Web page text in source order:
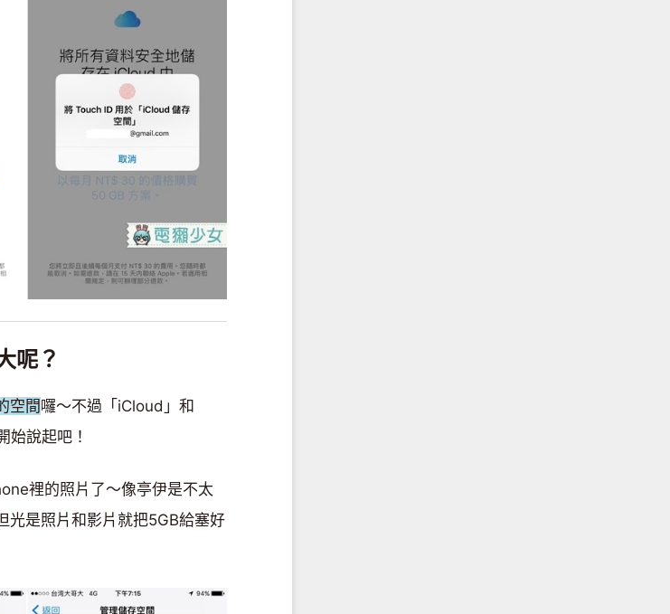
呢？
空間囉～不過「iCloud」和
始說起吧！
裡的照片了～像亭伊是不太
光是照片和影片就把5GB給塞好